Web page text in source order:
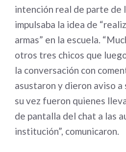
intención real de parte de
impulsaba la idea de
armas” en la escuela.
otros tres chicos que
la conversación con
asustaron y dieron aviso a
su vez fueron quienes
de pantalla del chat a las
institución”, comunicaron.